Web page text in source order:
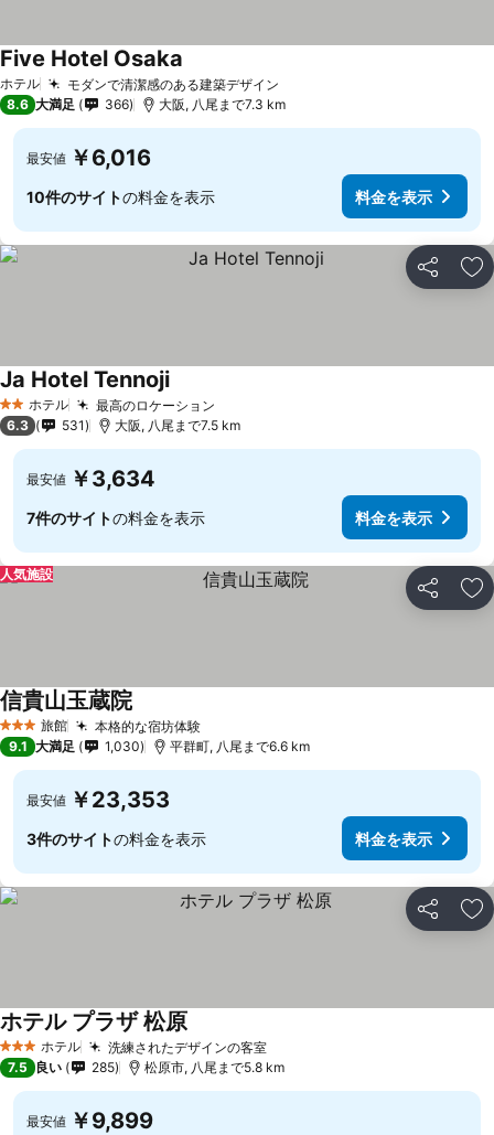
ホテル モダンで清潔感のある建築デザイン
Five Hotel Osaka
8.6 大満足 366 大阪, 八尾まで7.3 km
最安値 ￥6,016
10件のサイトの料金を表示 料金を表示
シェア お
2 ホテルのランク
ホテル 最高のロケーション
Ja Hotel Tennoji
6.3 531 大阪, 八尾まで7.5 km
最安値 ￥3,634
7件のサイトの料金を表示 料金を表示
シェア お
人気施設
3 ホテルのランク
旅館 本格的な宿坊体験
信貴山玉蔵院
9.1 大満足 1,030 平群町, 八尾まで6.6 km
最安値 ￥23,353
3件のサイトの料金を表示 料金を表示
シェア お
3 ホテルのランク
ホテル 洗練されたデザインの客室
ホテル プラザ 松原
7.5 良い 285 松原市, 八尾まで5.8 km
最安値 ￥9,899